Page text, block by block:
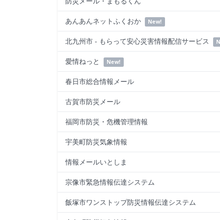
あんあんネットふくおか New!
北九州市 - もらって安心災害情報配信サービス
愛情ねっと New!
春日市総合情報メール
古賀市防災メール
福岡市防災・危機管理情報
宇美町防災気象情報
情報メールいとしま
宗像市緊急情報伝達システム
飯塚市ワンストップ防災情報伝達システム